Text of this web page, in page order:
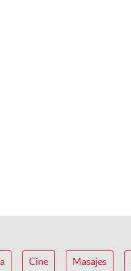
Cine Masajes